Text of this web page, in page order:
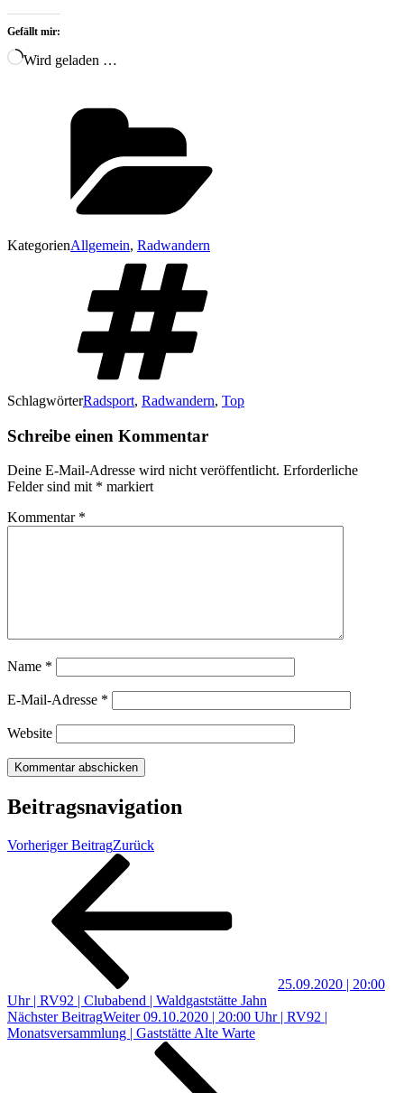
Gefällt mir:
Wird geladen …
KategorienAllgemein, Radwandern
SchlagwörterRadsport, Radwandern, Top
Schreibe einen Kommentar
Deine E-Mail-Adresse wird nicht veröffentlicht. Erforderliche
Felder sind mit * markiert
Kommentar *
Name *
E-Mail-Adresse *
Website
Beitragsnavigation
Vorheriger BeitragZurück
25.09.2020 | 20:00
Uhr | RV92 | Clubabend | Waldgaststätte Jahn
Nächster BeitragWeiter 09.10.2020 | 20:00 Uhr | RV92 |
Monatsversammlung | Gaststätte Alte Warte